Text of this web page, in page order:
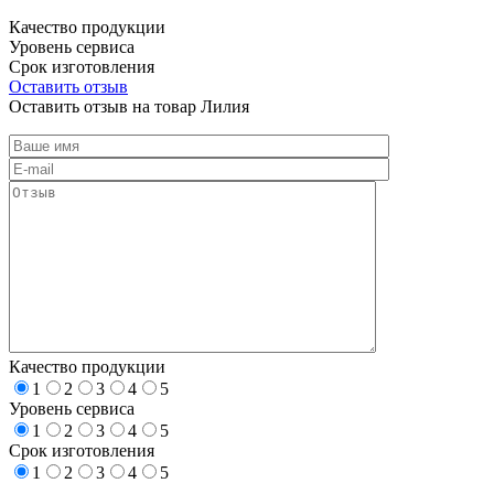
Качество продукции
Уровень сервиса
Срок изготовления
Оставить отзыв
Оставить отзыв на товар Лилия
Качество продукции
1
2 3 4
5
Уровень сервиса
1
2 3 4
5
Срок изготовления
1
2 3 4
5